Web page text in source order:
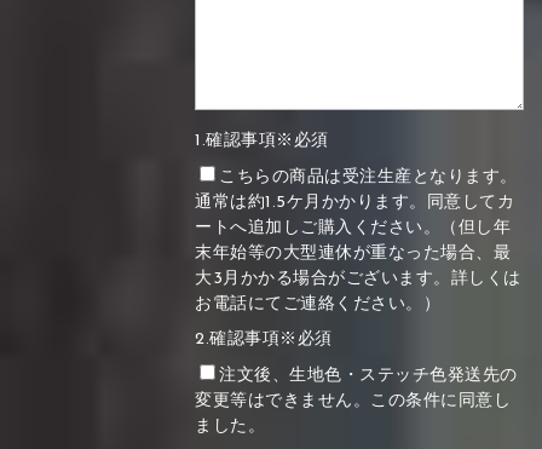
1.確認事項※必須
こちらの商品は受注生産となります。
通常は約1.5ケ月かかります。同意してカ
ートへ追加しご購入ください。（但し年
末年始等の大型連休が重なった場合、最
大3月かかる場合がございます。詳しくは
お電話にてご連絡ください。）
2.確認事項※必須
注文後、生地色・ステッチ色発送先の
変更等はできません。この条件に同意し
ました。